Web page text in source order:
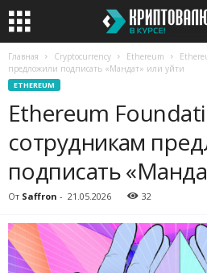
Главная Cryptocurrency Ethereum
предложили подписать «Мандат» или уйти
ETHEREUM
Ethereum
сотрудникам
подписать
От Saffron - 21.05.2026 32